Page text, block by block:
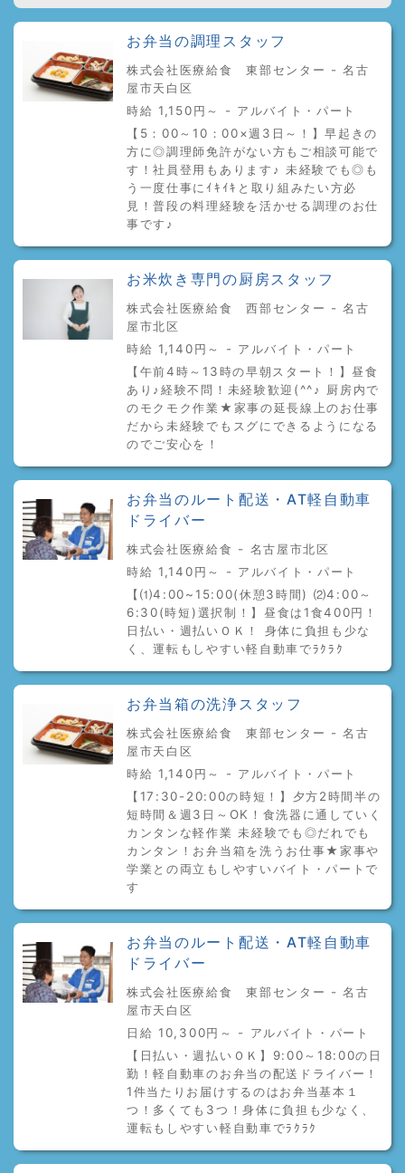
お弁当の調理スタッフ
株式会社医療給食 東部センター - 名古
屋市天白区
時給 1,150円～ - アルバイト・パート
【5：00～10：00×週3日～！】早起きの
方に◎調理師免許がない方もご相談可能で
す！社員登用もあります♪ 未経験でも◎も
う一度仕事にｲｷｲｷと取り組みたい方必
見！普段の料理経験を活かせる調理のお仕
事です♪
お米炊き専門の厨房スタッフ
株式会社医療給食 西部センター - 名古
屋市北区
時給 1,140円～ - アルバイト・パート
【午前4時～13時の早朝スタート！】昼食
あり♪経験不問！未経験歓迎(^^♪ 厨房内で
のモクモク作業★家事の延長線上のお仕事
だから未経験でもスグにできるようになる
のでご安心を！
お弁当のルート配送・AT軽自動車
ドライバー
株式会社医療給食 - 名古屋市北区
時給 1,140円～ - アルバイト・パート
【⑴4:00~15:00(休憩3時間) ⑵4:00～
6:30(時短)選択制！】昼食は1食400円！
日払い・週払いＯＫ！ 身体に負担も少な
く、運転もしやすい軽自動車でﾗｸﾗｸ
お弁当箱の洗浄スタッフ
株式会社医療給食 東部センター - 名古
屋市天白区
時給 1,140円～ - アルバイト・パート
【17:30-20:00の時短！】夕方2時間半の
短時間＆週3日～OK！食洗器に通していく
カンタンな軽作業 未経験でも◎だれでも
カンタン！お弁当箱を洗うお仕事★家事や
学業との両立もしやすいバイト・パートで
す
お弁当のルート配送・AT軽自動車
ドライバー
株式会社医療給食 東部センター - 名古
屋市天白区
日給 10,300円～ - アルバイト・パート
【日払い・週払いＯＫ】9:00～18:00の日
勤！軽自動車のお弁当の配送ドライバー！
1件当たりお届けするのはお弁当基本１
つ！多くても3つ！身体に負担も少なく、
運転もしやすい軽自動車でﾗｸﾗｸ